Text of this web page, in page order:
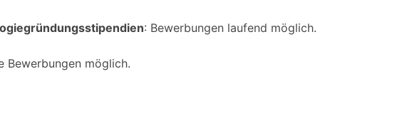
: Bewerbungen laufend möglich.
Bewerbungen möglich.